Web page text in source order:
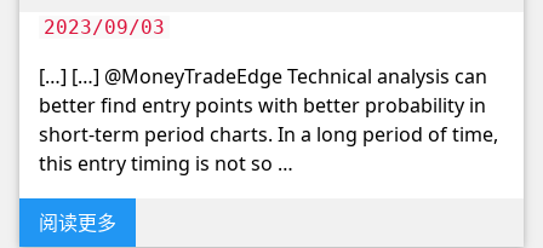
2023/09/03
[…] […] @MoneyTradeEdge Technical analysis can
better find entry points with better probability in
short-term period charts. In a long period of time,
this entry timing is not so …
阅读更多